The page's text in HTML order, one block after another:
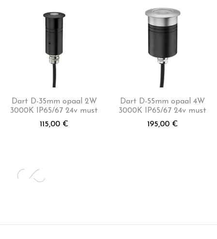
Dart D-35mm opaal 2W
3000K IP65/67 24v must
115,00 €
Dart D-55mm opaal 4W
3000K IP65/67 24v must
195,00 €